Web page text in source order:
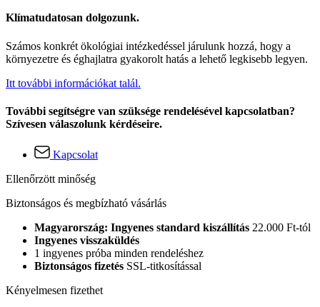
Klímatudatosan dolgozunk.
Számos konkrét ökológiai intézkedéssel járulunk hozzá, hogy a
környezetre és éghajlatra gyakorolt hatás a lehető legkisebb legyen.
Itt további információkat talál.
További segítségre van szüksége rendelésével kapcsolatban?
Szívesen válaszolunk kérdéseire.
Kapcsolat
Ellenőrzött minőség
Biztonságos és megbízható vásárlás
Magyarország: Ingyenes standard kiszállítás 22.000 Ft-tól
Ingyenes visszaküldés
1 ingyenes próba minden rendeléshez
Biztonságos fizetés SSL-titkosítással
Kényelmesen fizethet